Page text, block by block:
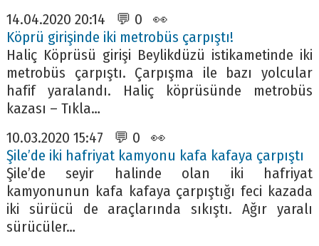
14.04.2020 20:14 💬 0 👀
Köprü girişinde iki metrobüs çarpıştı!
Haliç Köprüsü girişi Beylikdüzü istikametinde iki
metrobüs çarpıştı. Çarpışma ile bazı yolcular
hafif yaralandı. Haliç köprüsünde metrobüs
kazası – Tıkla…
10.03.2020 15:47 💬 0 👀
Şile’de iki hafriyat kamyonu kafa kafaya çarpıştı
Şile’de seyir halinde olan iki hafriyat
kamyonunun kafa kafaya çarpıştığı feci kazada
iki sürücü de araçlarında sıkıştı. Ağır yaralı
sürücüler…